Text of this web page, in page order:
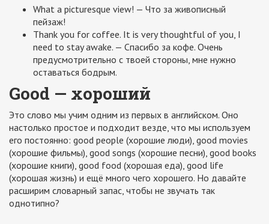
What a picturesque view! — Что за живописный
пейзаж!
Thank you for coffee. It is very thoughtful of you, I
need to stay awake. — Спасибо за кофе. Очень
предусмотрительно с твоей стороны, мне нужно
оставаться бодрым.
Good — хороший
Это слово мы учим одним из первых в английском. Оно
настолько простое и подходит везде, что мы используем
его постоянно: good people (хорошие люди), good movies
(хорошие фильмы), good songs (хорошие песни), good books
(хорошие книги), good food (хорошая еда), good life
(хорошая жизнь) и ещё много чего хорошего. Но давайте
расширим словарный запас, чтобы не звучать так
однотипно?